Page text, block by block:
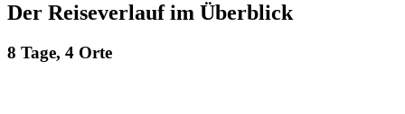
Der Reiseverlauf im Überblick
8 Tage, 4 Orte